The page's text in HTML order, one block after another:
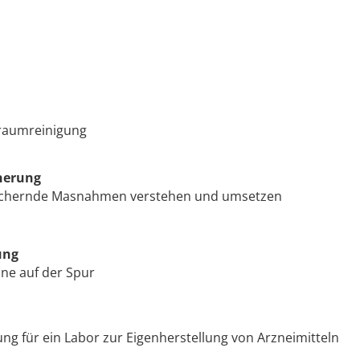
Masnahmen verstehen und umsetzen
auf der Spur
für ein Labor zur Eigenherstellung von Arzneimitteln